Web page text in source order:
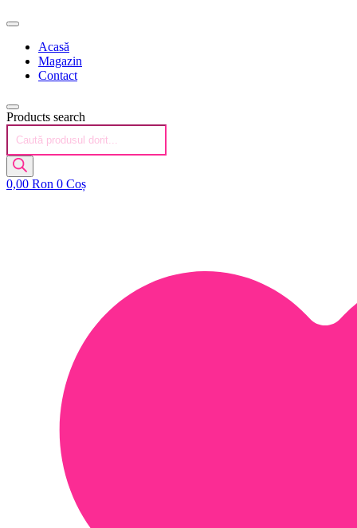
Acasă
Magazin
Contact
Products search
0,00 Ron 0 Coș